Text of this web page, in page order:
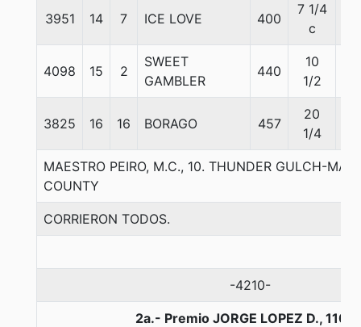
3951 14 7 ICE LOVE 400
7 1/4
c
4098 15 2
SWEET
GAMBLER
440
10
1/2
3825 16 16 BORAGO 457
20
1/4
MAESTRO PEIRO, M.C., 10. THUNDER GULCH-
COUNTY
CORRIERON TODOS.
-4210-
2a.- Premio JORGE LOPEZ D.,